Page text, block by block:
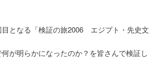
となる「検証の旅2006 エジプト・先史文
が明らかになったのか？を皆さんで検証し